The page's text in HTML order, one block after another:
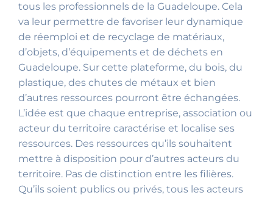
tous les professionnels de la Guadeloupe. Cela
va leur permettre de favoriser leur dynamique
de réemploi et de recyclage de matériaux,
d’objets, d’équipements et de déchets en
Guadeloupe. Sur cette plateforme, du bois, du
plastique, des chutes de métaux et bien
d’autres ressources pourront être échangées.
L’idée est que chaque entreprise, association ou
acteur du territoire caractérise et localise ses
ressources. Des ressources qu’ils souhaitent
mettre à disposition pour d’autres acteurs du
territoire. Pas de distinction entre les filières.
Qu’ils soient publics ou privés, tous les acteurs